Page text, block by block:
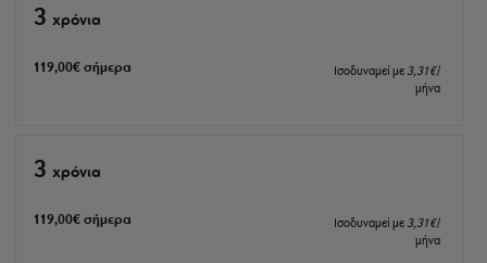
3 xρόνια
119,00€σήμερα Ισοδυναμεί με 3,31€/
μήνα
3 xρόνια
119,00€σήμερα Ισοδυναμεί με 3,31€/
μήνα